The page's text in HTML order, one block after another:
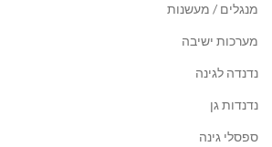
מנגלים / מעשנות
מערכות ישיבה
נדנדה לגינה
נדנדות גן
ספסלי גינה